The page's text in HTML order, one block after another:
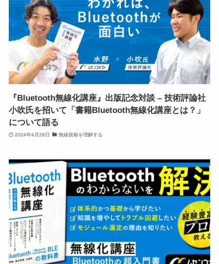
『Bluetooth無線化講座』出版記念対談 – 技術評論社
小吹氏を招いて「書籍Bluetooth無線化講座とは？」
について語る
2024年4月26日 無線規格を理解する